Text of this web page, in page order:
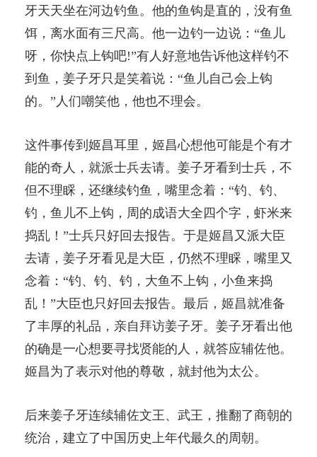
牙天天坐在河边钓鱼。他的鱼钩是直的，没有鱼
饵，离水面有三尺高。他一边钓一边说：“鱼儿
呀，你快点上钩吧!”有人好意地告诉他这样钓不
到鱼，姜子牙只是笑着说：“鱼儿自己会上钩
的。”人们嘲笑他，他也不理会。
这件事传到姬昌耳里，姬昌心想他可能是个有才
能的奇人，就派士兵去请。姜子牙看到士兵，不
但不理睬，还继续钓鱼，嘴里念着：“钓、钓、
钓，鱼儿不上钩，周的成语大全四个字，虾米来
捣乱！”士兵只好回去报告。于是姬昌又派大臣
去请，姜子牙看见是大臣，仍然不理睬，嘴里又
念着：“钓、钓、钓，大鱼不上钩，小鱼来捣
乱！”大臣也只好回去报告。最后，姬昌就准备
了丰厚的礼品，亲自拜访姜子牙。姜子牙看出他
的确是一心想要寻找贤能的人，就答应辅佐他。
姬昌为了表示对他的尊敬，就封他为太公。
后来姜子牙连续辅佐文王、武王，推翻了商朝的
统治，建立了中国历史上年代最久的周朝。